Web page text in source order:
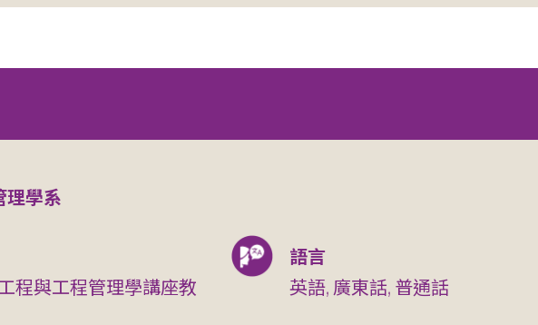
理學系
程與工程管理學講座教
語言
英語, 廣東話, 普通話